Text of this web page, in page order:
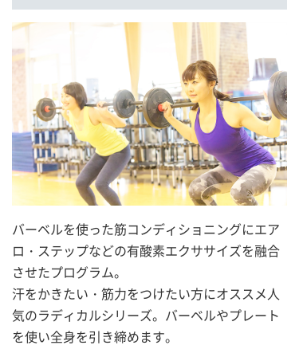
バーベルを使った筋コンディショニングにエア
ロ・ステップなどの有酸素エクササイズを融合
させたプログラム。
汗をかきたい・筋力をつけたい方にオススメ人
気のラディカルシリーズ。バーベルやプレート
を使い全身を引き締めます。